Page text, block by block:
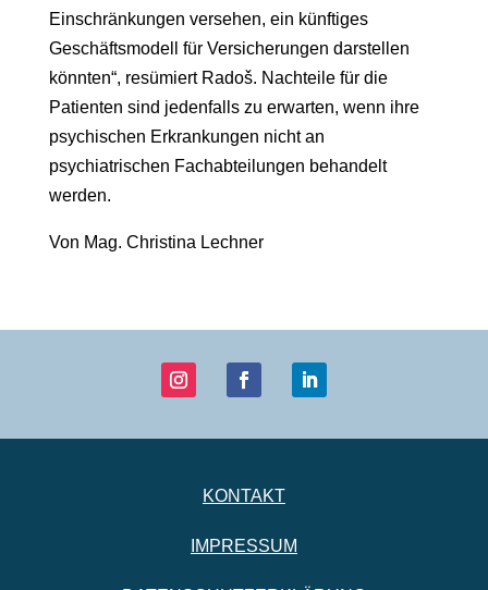
Einschränkungen versehen, ein künftiges
Geschäftsmodell für Versicherungen darstellen
könnten“, resümiert Radoš. Nachteile für die
Patienten sind jedenfalls zu erwarten, wenn ihre
psychischen Erkrankungen nicht an
psychiatrischen Fachabteilungen behandelt
werden.
Von Mag. Christina Lechner
KONTAKT
IMPRESSUM